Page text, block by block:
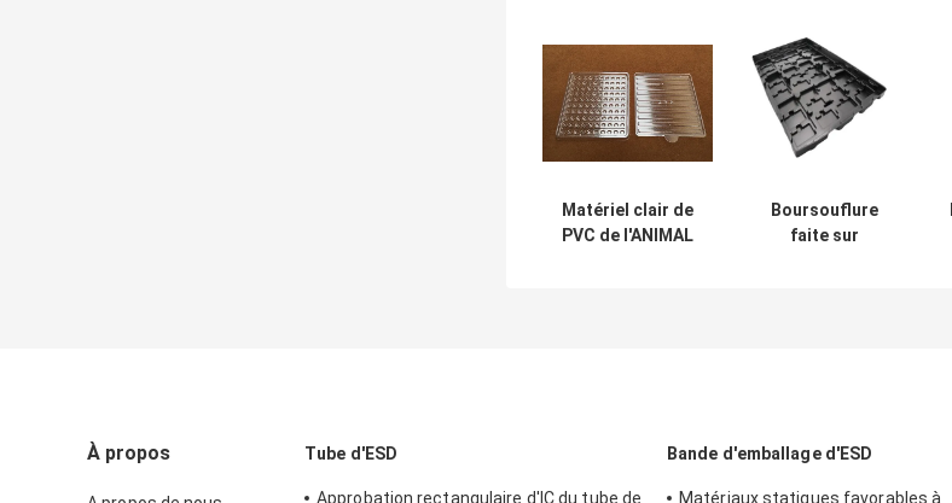
Matériel clair de
PVC de l'ANIMAL
Boursouflure
faite sur
À propos Tube d'ESD
Approbation rectangulaire d'IC du tube de
Bande d'emballage d'ESD
Matériaux statiques favorables à